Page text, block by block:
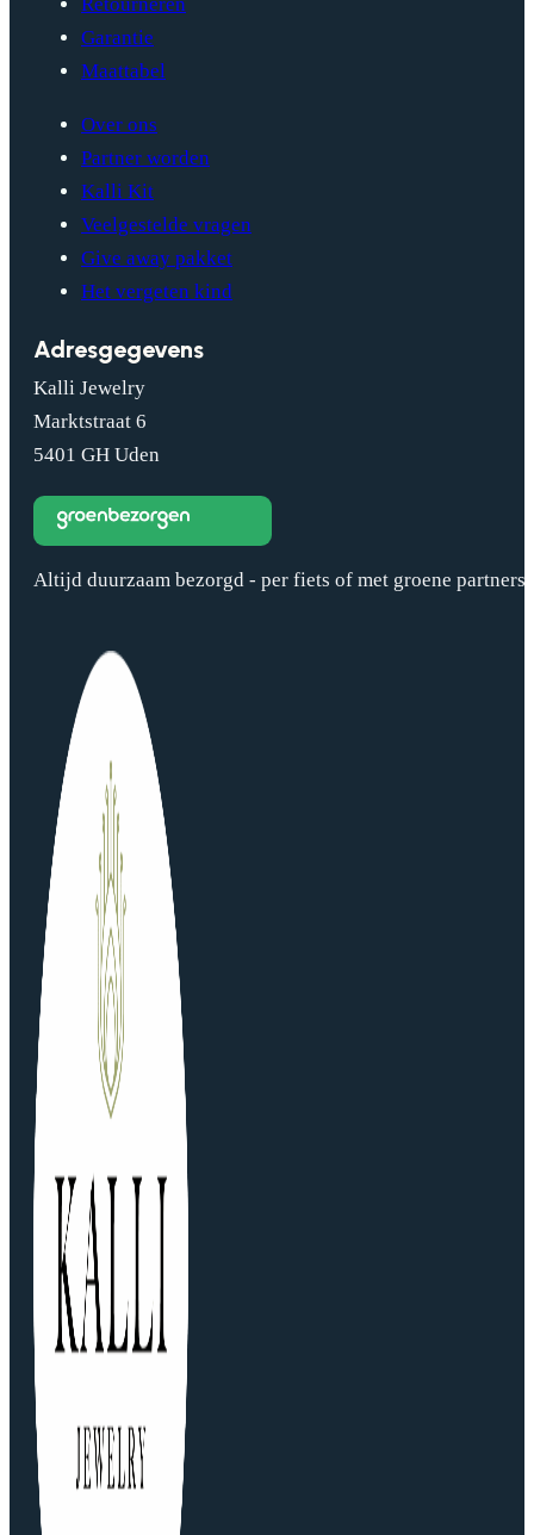
Retourneren
Garantie
Maattabel
Over ons
Partner worden
Kalli Kit
Veelgestelde vragen
Give away pakket
Het vergeten kind
Adresgegevens
Kalli Jewelry
Marktstraat 6
5401 GH Uden
Altijd duurzaam bezorgd - per fiets of met groene partners